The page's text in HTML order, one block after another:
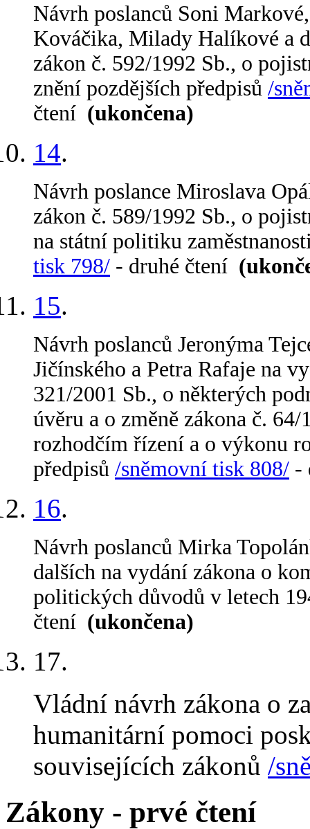
Návrh poslanců Soni
Kováčika, Milady Halíkové a
zákon č. 592/1992 Sb., o
znění pozdějších předpisů /
čtení (ukončena)
14.
Návrh poslance Miroslava
zákon č. 589/1992 Sb., o
na státní politiku
tisk 798/ - druhé čtení
15.
Návrh poslanců Jeronýma
Jičínského a Petra Rafaje na
321/2001 Sb., o některých
úvěru a o změně zákona č.
rozhodčím řízení a o výkonu
předpisů /sněmovní tisk 808/ -
16.
Návrh poslanců Mirka
dalších na vydání zákona o
politických důvodů v letech
čtení (ukončena)
17.
Vládní návrh zákona o
humanitární pomoci
souvisejících zákonů /
Zákony - prvé čtení